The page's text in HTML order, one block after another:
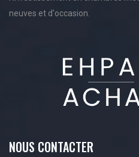
neuves et d'occasion.
NOUS CONTACTER